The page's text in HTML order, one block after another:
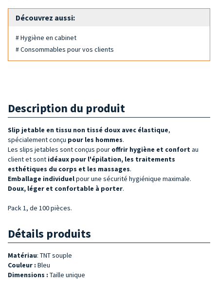
Découvrez aussi:
# Hygiène en cabinet
# Consommables pour vos clients
Description du produit
Slip jetable en tissu non tissé doux avec élastique,
spécialement conçu pour les hommes.
Les slips jetables sont conçus pour offrir hygiène et confort au
client et sont idéaux pour l'épilation, les traitements
esthétiques du corps et les massages.
Emballage individuelpour une sécurité hygiénique maximale.
Doux, léger et confortable à porter.
Pack 1, de 100 pièces.
Détails produits
Matériau: TNT souple
Couleur : Bleu
Dimensions : Taille unique